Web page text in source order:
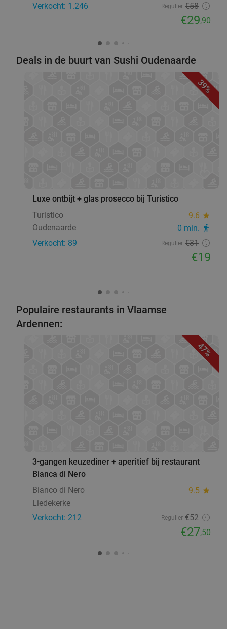
Verkocht: 1.246
Regulier €58
€29,90
Deals in de buurt van Sushi Oudenaarde
39%
Luxe ontbijt + glas prosecco bij Turistico
Turistico
9.6 star
Oudenaarde 0 min. directions_walk
Verkocht: 89 Regulier €31
€19
Populaire restaurants in Vlaamse
Ardennen:
47%
3-gangen keuzediner + aperitief bij restaurant
Bianca di Nero
Bianco di Nero
9.5 star
Liedekerke
Verkocht: 212
Regulier €52
€27,50